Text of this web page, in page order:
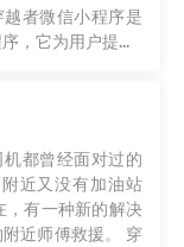
者微信小程序是
，它为用户提...
都曾经面对过的
近又没有加油站
，有一种新的解决
近师傅救援。 穿